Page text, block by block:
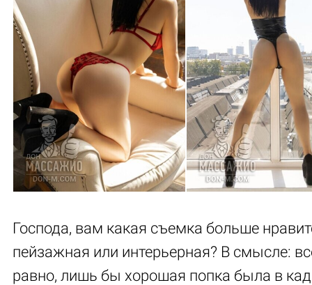
Господа, вам какая съемка больше
пейзажная или интерьерная? В смысле:
равно, лишь бы хорошая попка была в